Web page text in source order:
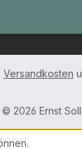
Versandkosten
© 2026 Ernst